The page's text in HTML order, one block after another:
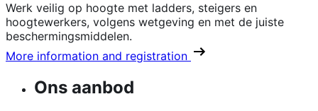
Werk veilig op hoogte met ladders, steigers en
hoogtewerkers, volgens wetgeving en met de juiste
beschermingsmiddelen.
More information and registration
Ons aanbod